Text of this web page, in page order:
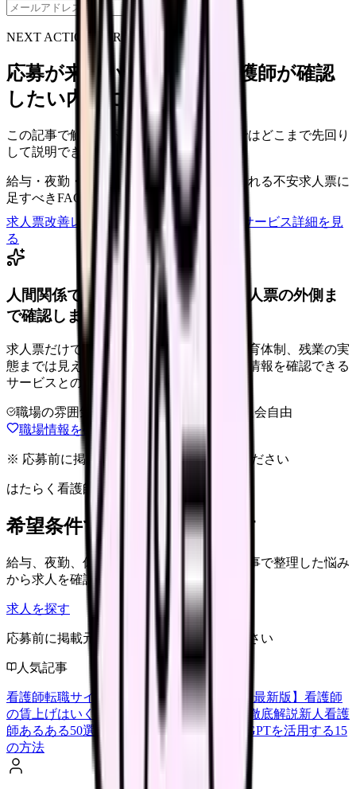
保存
NEXT ACTION FOR CLINICS
応募が来ない求人票を、看護師が確認
したい内容に直せます
この記事で触れた不安を、自院の求人票ではどこまで先回り
して説明できていますか？
給与・夜勤・休日の見せ方 応募前に離脱される不安求人票に
足すべきFAQ
求人票改善レビューの見積もりを依頼
サービス詳細を見
る
人間関係で失敗しにくい職場か、求人票の外側ま
で確認しませんか。
求人票だけでは、師長の方針、離職率、教育体制、残業の実
態までは見えません。職場に関する詳しい情報を確認できる
サービスとの相性が高い悩みです。
職場の雰囲気 離職理由 相談だけOK
退会自由
職場情報を確認する方法を見る
※ 応募前に掲載元の最新情報を確認してください
はたらく看護師さん 求人
希望条件で看護師求人を探す
給与、夜勤、休み、ブランクなど、この記事で整理した悩み
から求人を確認できます。
求人を探す
応募前に掲載元の最新情報を確認してください
人気記事
看護師転職サイトランキングTOP5【2026年最新版】 看護師
の賃上げはいくら？2026年度の最新情報を徹底解説新人看護
師あるある50選【共感必至】
看護師がChatGPTを活用する15
の方法